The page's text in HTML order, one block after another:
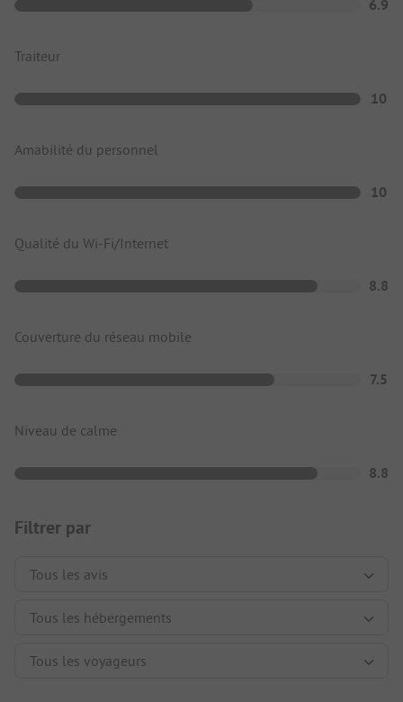
6.9
Traiteur
10
Amabilité du personnel
10
Qualité du Wi-Fi/Internet
8.8
Couverture du réseau mobile
7.5
Niveau de calme
8.8
Filtrer par